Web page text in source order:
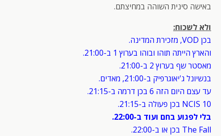
באישה סינית השוהה במחיצתם.
ולא לשכוח:
בכן VOD, מזכירת המדינה.
והארץ הייתה תוהו ובוהו בערוץ 1 ב-21:00.
מאסטר שף בערוץ 2 ב-21:00.
בנשיונל ג'יאוגרפיק ב-21:00, מאדים.
עד עצם היום הזה 6 בכן דרמה ב-21:15.
NCIS 10 בכן פעולה ב-21:15.
בלי לפגוע בחם ועוד ב-22:00.
The Fall בכן או ב-22:00.